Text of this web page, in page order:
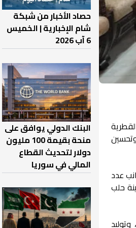
عدد
حلب
حصاد الأخبار من شبكة
شام الإخبارية | الخميس
6 آب 2026
البنك الدولي يوافق على
منحة بقيمة 100 مليون
دولار لتحديث القطاع
المالي في سوريا